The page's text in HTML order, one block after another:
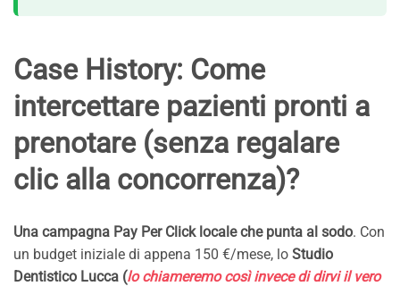
Case History: Come
intercettare pazienti pronti a
prenotare (senza regalare
clic alla concorrenza)?
Una campagna Pay Per Click locale che punta al sodo. Con
un budget iniziale di appena 150 €/mese, lo Studio
Dentistico Lucca (lo chiameremo così invece di dirvi il vero